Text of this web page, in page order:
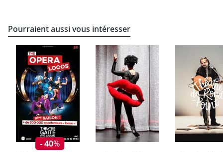
Pourraient aussi vous intéresser
- 40%